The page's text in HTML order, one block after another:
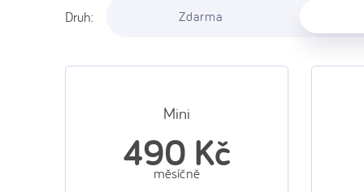
Druh: Zdarma
Mini
490 Kč
měsíčně